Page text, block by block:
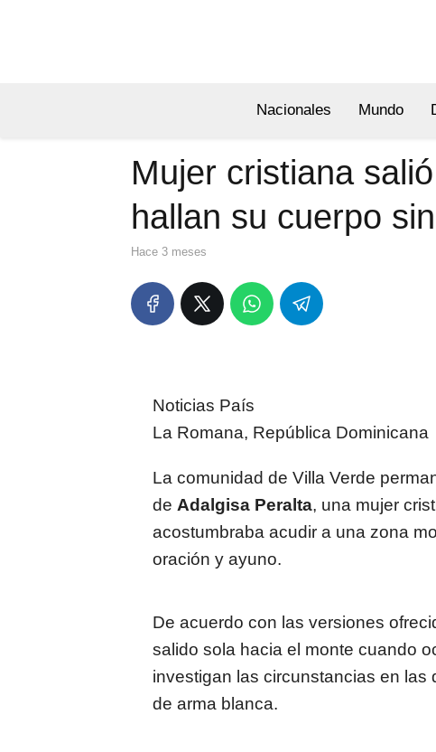
Nacionales Mundo
Mujer cristiana
hallan su cuerpo
hace 3 meses
Noticias País
La Romana, República Dominicana
La comunidad de Villa Verde
de Adalgisa Peralta, una mujer
acostumbraba acudir a una zona
oración y ayuno.
De acuerdo con las versiones
salido sola hacia el monte cuando
investigan las circunstancias en las
de arma blanca.